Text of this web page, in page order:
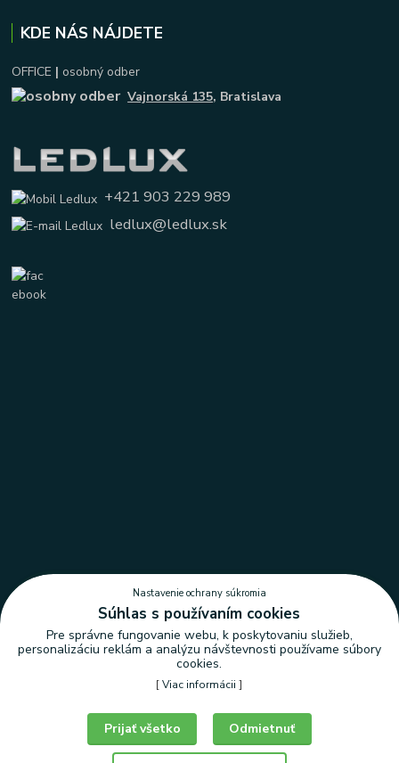
KDE NÁS NÁJDETE
OFFICE | osobný odber
Vajnorská 135, Bratislava
+421 903 229 989
ledlux@ledlux.sk
Nastavenie ochrany súkromia
Nastavenie ochrany súkromia
Súhlas s používaním cookies
Pre správne fungovanie webu, k poskytovaniu služieb,
personalizáciu reklám a analýzu návštevnosti používame súbory
cookies.
[Viac informácii ]
Odmietnuť
Prijať všetko